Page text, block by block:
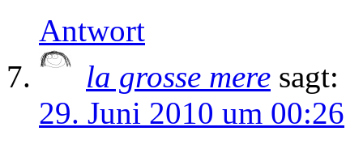
Antwort
la grosse mere sagt:
29. Juni 2010 um 00:26